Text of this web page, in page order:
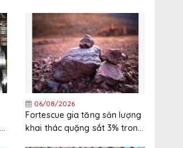
06/08/2026
Fortescue gia tăng sản lượng
khai thác quặng sắt 3% trong